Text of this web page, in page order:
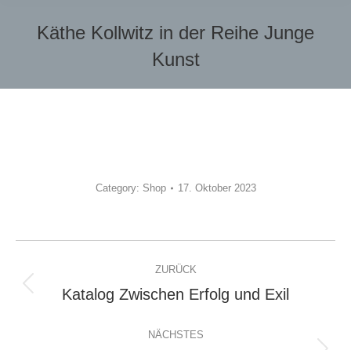
Käthe Kollwitz in der Reihe Junge
Kunst
Category: Shop 17. Oktober 2023
Navigation
ZURÜCK
Vorheriges
Katalog Zwischen Erfolg und Exil
NÄCHSTES